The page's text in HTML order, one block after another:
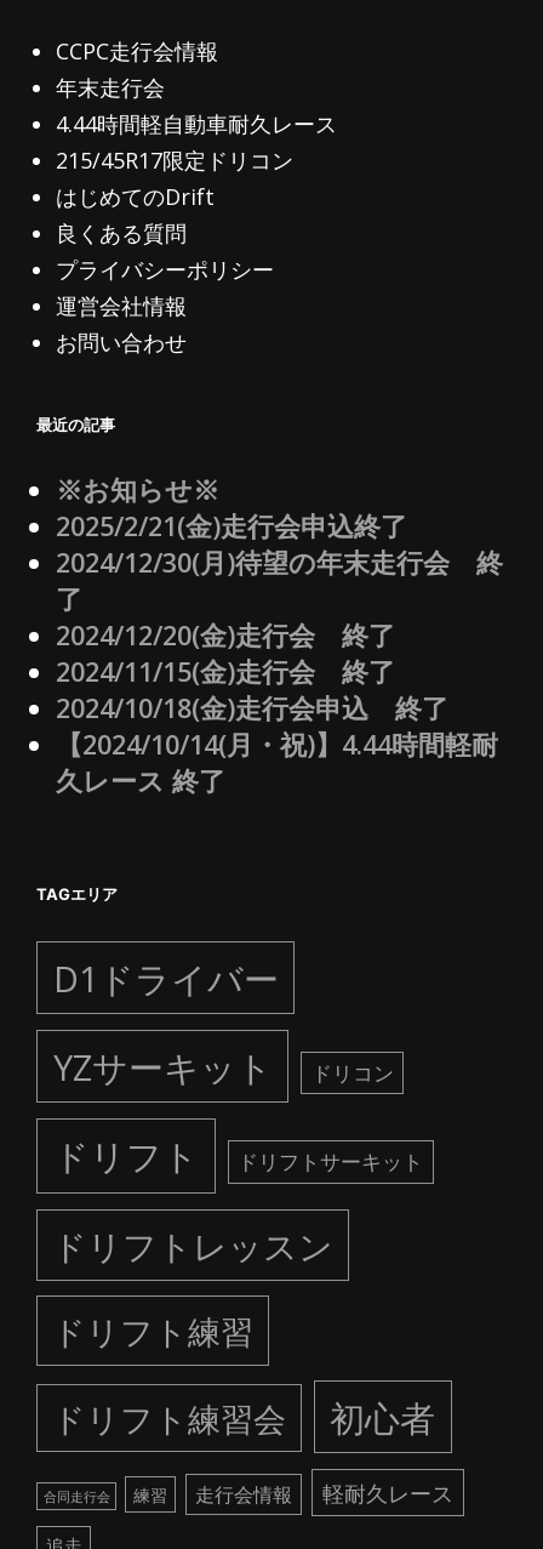
CCPC走行会情報
年末走行会
4.44時間軽自動車耐久レース
215/45R17限定ドリコン
はじめてのDrift
良くある質問
プライバシーポリシー
運営会社情報
お問い合わせ
最近の記事
※お知らせ※
2025/2/21(金)走行会申込終了
2024/12/30(月)待望の年末走行会 終
了
2024/12/20(金)走行会 終了
2024/11/15(金)走行会 終了
2024/10/18(金)走行会申込 終了
【2024/10/14(月・祝)】4.44時間軽耐
久レース 終了
TAGエリア
D1ドライバー
YZサーキット
ドリコン
ドリフト ドリフトサーキット
ドリフトレッスン
ドリフト練習
ドリフト練習会
初心者
合同走行会 練習 走行会情報 軽耐久レース